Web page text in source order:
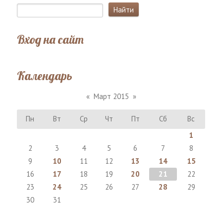
Вход на сайт
Календарь
« Март 2015 »
Пн Вт Ср Чт Пт Сб
Вс
1
2
3 4 5 6 7
8
9
10 11 12 13 14
15
16
17 18 19 20 21
22
23
24 25 26 27 28
29
30
31